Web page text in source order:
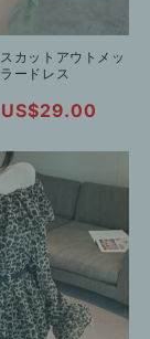
カットアウトメッ
ードレス
セ
ル
価
格
US$29.00